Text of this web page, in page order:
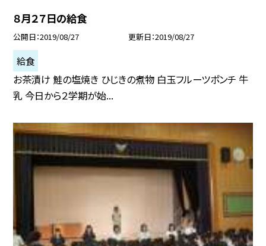
８月２７日の給食
公開日 2019/08/27 更新日 2019/08/27
給食
お茶漬け 鮭の塩焼き ひじきの煮物 白玉フルーツポンチ 牛
乳 今日から２学期が始...